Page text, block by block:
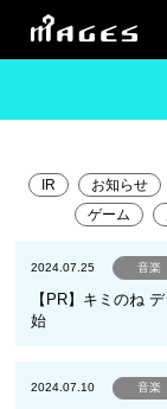
IR お知らせ
ゲーム
2024.07.25 音楽
【PR】キミのね
始
2024.07.10 音楽